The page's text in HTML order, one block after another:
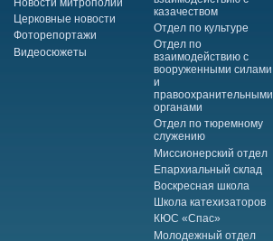
Новости митрополии
Церковные новости
Фоторепортажи
Видеосюжеты
казачеством
Отдел по культуре
Отдел по
взаимодействию с
вооруженными силами
и
правоохранительными
органами
Отдел по тюремному
служению
Миссионерский отдел
Епархиальный склад
Воскресная школа
Школа катехизаторов
КЮС «Спас»
Молодежный отдел